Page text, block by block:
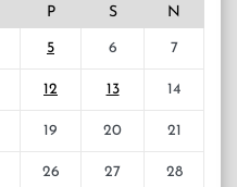
P S N
5 6 7
12 13 14
19 20 21
26 27 28